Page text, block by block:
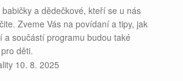
a dědečkové, kteří se u nás
Zveme Vás na povídaní a tipy, jak
a součástí programu budou také
děti.
10. 8. 2025